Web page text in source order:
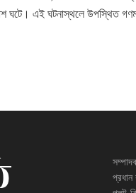
ঘটে। এই ঘটনাস্থলে উপস্থিত